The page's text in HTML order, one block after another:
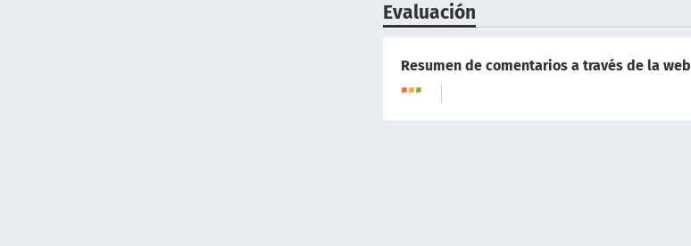
Evaluación
Resumen de comentarios a través de la web